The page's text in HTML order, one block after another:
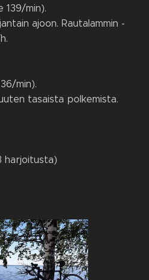
139/min).
ajoon. Rautalammin -
min).
tasaista polkemista.
harjoitusta)